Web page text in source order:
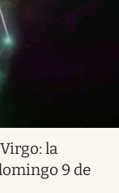
la
9 de